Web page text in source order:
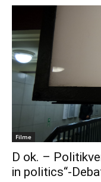
Filme
D ok. –
in politics“-